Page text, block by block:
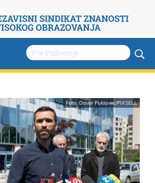
Foto: Davor Puklavec/PIXSELL